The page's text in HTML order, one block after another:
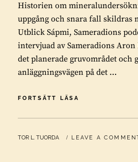
Historien om
uppgång och snara fall skildras
Utblick Sápmi, Sameradions
intervjuad av Sameradions
det planerade gruvområdet och
anläggningsvägen på det …
FORTSÄTT LÄSA
I
BY
TOR L. TUORDA LEAVE A